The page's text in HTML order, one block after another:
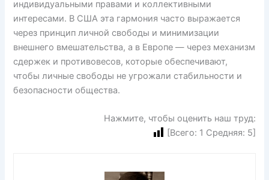
индивидуальными правами и коллективными
интересами. В США эта гармония часто выражается
через принцип личной свободы и минимизации
внешнего вмешательства, а в Европе — через механизм
сдержек и противовесов, которые обеспечивают,
чтобы личные свободы не угрожали стабильности и
безопасности общества.
Нажмите, чтобы оценить наш труд:
[Всего: 1 Средняя: 5